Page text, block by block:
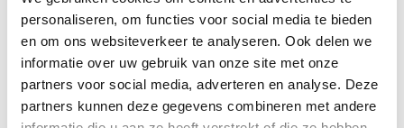
personaliseren, om functies voor social media te bieden
en om ons websiteverkeer te analyseren. Ook delen we
informatie over uw gebruik van onze site met onze
partners voor social media, adverteren en analyse. Deze
partners kunnen deze gegevens combineren met andere